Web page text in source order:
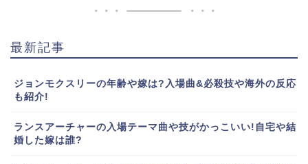
最新記事
ジョンモクスリーの年齢や嫁は?入場曲&必殺技や海外の反応
も紹介!
ランスアーチャーの入場テーマ曲や技がかっこいい!自宅や結
婚した嫁は誰?